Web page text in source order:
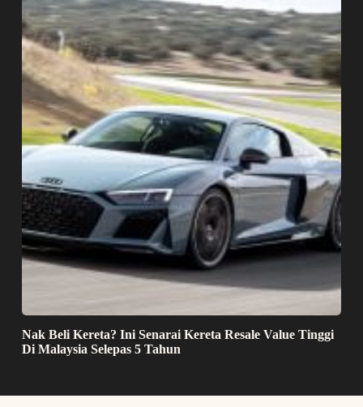
Nak Beli Kereta? Ini Senarai Kereta Resale Value Tinggi
Di Malaysia Selepas 5 Tahun